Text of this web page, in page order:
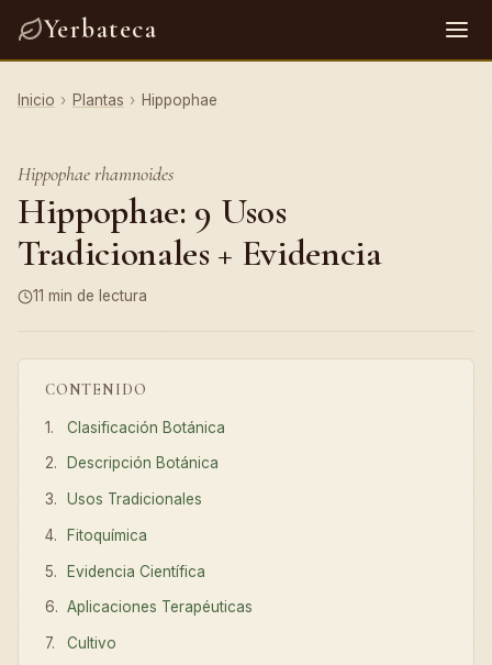
Yerbateca
Inicio › Plantas › Hippophae
Hippophae rhamnoides
Hippophae: 9 Usos
Tradicionales + Evidencia
11 min de lectura
CONTENIDO
Clasificación Botánica
Descripción Botánica
Usos Tradicionales
Fitoquímica
Evidencia Científica
Aplicaciones Terapéuticas
Cultivo